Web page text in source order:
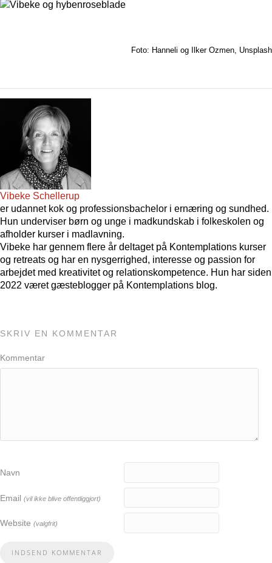
Foto: Hanneli og Ilker Ozmen, Unsplash
Vibeke Schellerup
er udannet kok og professionsbachelor i ernæring og sundhed.
Hun underviser børn og unge i madkundskab i folkeskolen og
afholder kurser i madlavning.
Vibeke har gennem flere år deltaget på Kontemplations kurser
og retreats og har en nysgerrighed, interesse og passion for
arbejdet med kreativitet og relationskompetence. Hun har siden
2022 været gæsteblogger på Kontemplations blog.
SKRIV EN KOMMENTAR
Kommentar
Navn
Email (vil ikke blive offentliggjort)
Website (valgfrit)